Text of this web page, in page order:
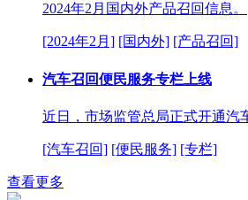
2024年2月国内外产品召回信息。
[2024年2月] [国内外] [产品召回]
汽车召回便民服务专栏上线
近日，市场监管总局正式开通汽
[汽车召回] [便民服务] [专栏]
查看更多